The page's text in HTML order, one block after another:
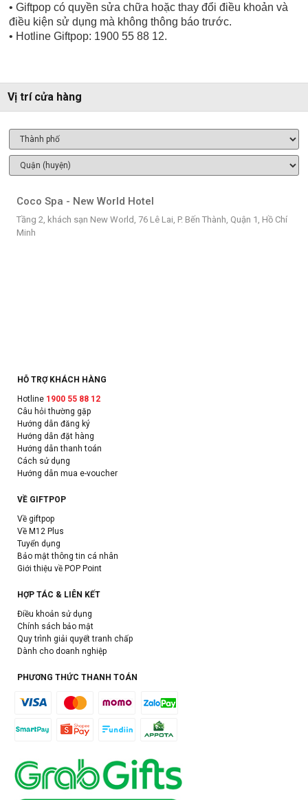
• Giftpop có quyền sửa chữa hoặc thay đổi điều khoản và
điều kiện sử dụng mà không thông báo trước.
• Hotline Giftpop: 1900 55 88 12.
Vị trí cửa hàng
Coco Spa - New World Hotel
Tầng 2, khách sạn New World, 76 Lê Lai, P. Bến Thành, Quận 1, Hồ Chí
Minh
HỖ TRỢ KHÁCH HÀNG
Hotline 1900 55 88 12
Câu hỏi thường gặp
Hướng dẫn đăng ký
Hướng dẫn đặt hàng
Hướng dẫn thanh toán
Cách sử dụng
Hướng dẫn mua e-voucher
VỀ GIFTPOP
Về giftpop
Về M12 Plus
Tuyển dụng
Bảo mật thông tin cá nhân
Giới thiệu về POP Point
HỢP TÁC & LIÊN KẾT
Điều khoản sử dụng
Chính sách bảo mật
Quy trình giải quyết tranh chấp
Dành cho doanh nghiệp
PHƯƠNG THỨC THANH TOÁN